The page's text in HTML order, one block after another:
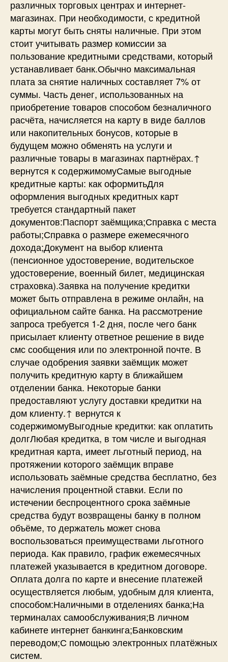
различных торговых центрах и интернет-
магазинах. При необходимости, с кредитной
карты могут быть сняты наличные. При этом
стоит учитывать размер комиссии за
пользование кредитными средствами, который
устанавливает банк.Обычно максимальная
плата за снятие наличных составляет 7% от
суммы. Часть денег, использованных на
приобретение товаров способом безналичного
расчёта, начисляется на карту в виде баллов
или накопительных бонусов, которые в
будущем можно обменять на услуги и
различные товары в магазинах партнёрах.↑
вернутся к содержимомуСамые выгодные
кредитные карты: как оформитьДля
оформления выгодных кредитных карт
требуется стандартный пакет
документов:Паспорт заёмщика;Справка с места
работы;Справка о размере ежемесячного
дохода;Документ на выбор клиента
(пенсионное удостоверение, водительское
удостоверение, военный билет, медицинская
страховка).Заявка на получение кредитки
может быть отправлена в режиме онлайн, на
официальном сайте банка. На рассмотрение
запроса требуется 1-2 дня, после чего банк
присылает клиенту ответное решение в виде
смс сообщения или по электронной почте. В
случае одобрения заявки заёмщик может
получить кредитную карту в ближайшем
отделении банка. Некоторые банки
предоставляют услугу доставки кредитки на
дом клиенту.↑ вернутся к
содержимомуВыгодные кредитки: как оплатить
долгЛюбая кредитка, в том числе и выгодная
кредитная карта, имеет льготный период, на
протяжении которого заёмщик вправе
использовать заёмные средства бесплатно, без
начисления процентной ставки. Если по
истечении беспроцентного срока заёмные
средства будут возвращены банку в полном
объёме, то держатель может снова
воспользоваться преимуществами льготного
периода. Как правило, график ежемесячных
платежей указывается в кредитном договоре.
Оплата долга по карте и внесение платежей
осуществляется любым, удобным для клиента,
способом:Наличными в отделениях банка;На
терминалах самообслуживания;В личном
кабинете интернет банкинга;Банковским
переводом;С помощью электронных платёжных
систем.